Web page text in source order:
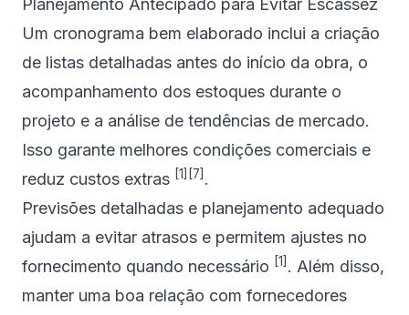
Planejamento Antecipado para Evitar Escassez
Um cronograma bem elaborado inclui a criação
de listas detalhadas antes do início da obra, o
acompanhamento dos estoques durante o
projeto e a análise de tendências de mercado.
Isso garante melhores condições comerciais e
reduz custos extras [1] [7] .
Previsões detalhadas e planejamento adequado
ajudam a evitar atrasos e permitem ajustes no
fornecimento quando necessário [1] . Além disso,
manter uma boa relação com fornecedores